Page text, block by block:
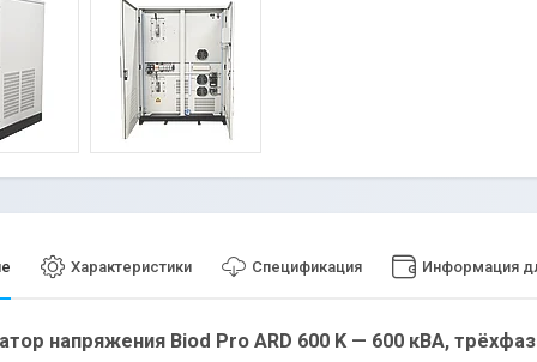
Характеристики Спецификация Информация
напряжения Biod Pro ARD 600 K — 600 кВА,